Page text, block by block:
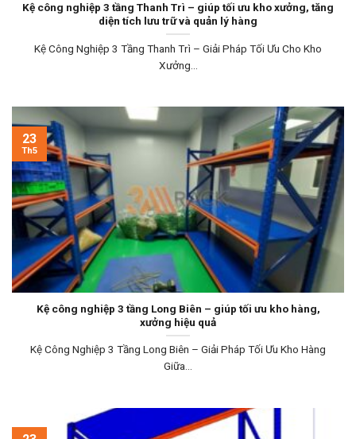
Kệ công nghiệp 3 tầng Thanh Trì – giúp tối ưu kho xưởng, tăng
diện tích lưu trữ và quản lý hàng
Kệ Công Nghiệp 3 Tầng Thanh Trì – Giải Pháp Tối Ưu Cho Kho
Xưởng...
Kệ công nghiệp 3 tầng Long Biên – giúp tối ưu kho hàng,
xưởng hiệu quả
Kệ Công Nghiệp 3 Tầng Long Biên – Giải Pháp Tối Ưu Kho Hàng
Giữa...
23
Th5